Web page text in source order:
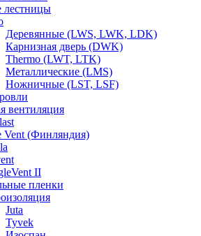
лестницы
Деревянные (LWS, LWK, LDK)
Карнизная дверь (DWK)
Thermo (LWT, LTK)
Металлические (LMS)
Ножничные (LST, LSF)
вентиляция
Vent (Финляндия)
II
пленки
Juta
Tyvek